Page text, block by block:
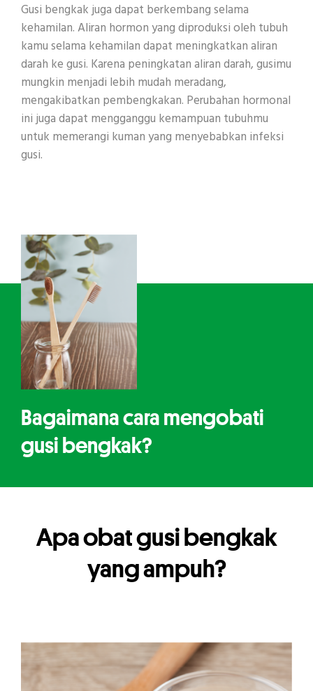
Gusi bengkak juga dapat berkembang selama
kehamilan. Aliran hormon yang diproduksi oleh tubuh
kamu selama kehamilan dapat meningkatkan aliran
darah ke gusi. Karena peningkatan aliran darah, gusimu
mungkin menjadi lebih mudah meradang,
mengakibatkan pembengkakan. Perubahan hormonal
ini juga dapat mengganggu kemampuan tubuhmu
untuk memerangi kuman yang menyebabkan infeksi
gusi.
Bagaimana cara mengobati
gusi bengkak?
Apa obat gusi bengkak
yang ampuh?